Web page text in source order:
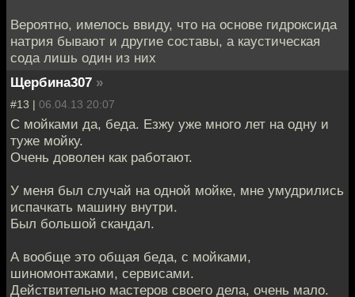
Вероятно, имелось ввиду, что на основе гидроксида
натрия бывают и другие составы, а каустическая
сода лишь один из них
Щербина307 »
#13 | 06.04.13 20:07
С мойками да, беда. Езжу уже много лет на одну и
туже мойку.
Очень доволен как работают.
У меня был случай на одной мойке, мне умудрились
испачкать машину внутри.
Был большой скандал.
А вообще это общая беда, с мойками,
шиномонтажами, сервисами.
Действительно мастеров своего дела, очень мало.